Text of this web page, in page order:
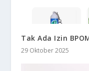
Tak Ada Izin
29 Oktober 2025